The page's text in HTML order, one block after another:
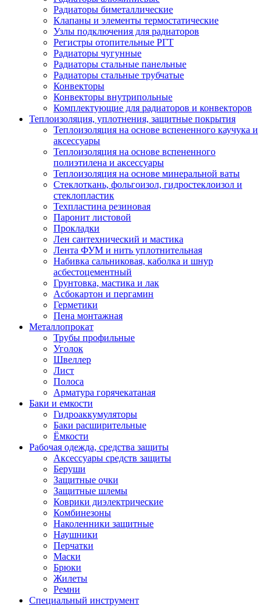
Радиаторы биметаллические
Клапаны и элементы термостатические
Узлы подключения для радиаторов
Регистры отопительные РГТ
Радиаторы чугунные
Радиаторы стальные панельные
Радиаторы стальные трубчатые
Конвекторы
Конвекторы внутрипольные
Комплектующие для радиаторов и конвекторов
Теплоизоляция, уплотнения, защитные покрытия
Теплоизоляция на основе вспененного каучука и
аксессуары
Теплоизоляция на основе вспененного
полиэтилена и аксессуары
Теплоизоляция на основе минеральной ваты
Стеклоткань, фольгоизол, гидростеклоизол и
стеклопластик
Техпластина резиновая
Паронит листовой
Прокладки
Лен сантехнический и мастика
Лента ФУМ и нить уплотнительная
Набивка сальниковая, каболка и шнур
асбестоцементный
Грунтовка, мастика и лак
Асбокартон и пергамин
Герметики
Пена монтажная
Металлопрокат
Трубы профильные
Уголок
Швеллер
Лист
Полоса
Арматура горячекатаная
Баки и емкости
Гидроаккумуляторы
Баки расширительные
Ёмкости
Рабочая одежда, средства защиты
Аксессуары средств защиты
Беруши
Защитные очки
Защитные шлемы
Коврики диэлектрические
Комбинезоны
Наколенники защитные
Наушники
Перчатки
Маски
Брюки
Жилеты
Ремни
Специальный инструмент